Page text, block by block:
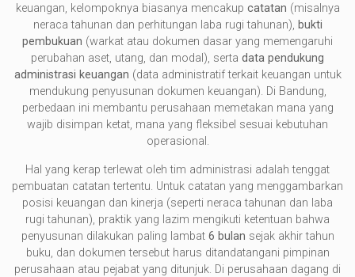
keuangan, kelompoknya biasanya mencakup catatan (misalnya
neraca tahunan dan perhitungan laba rugi tahunan), bukti
pembukuan (warkat atau dokumen dasar yang memengaruhi
perubahan aset, utang, dan modal), serta data pendukung
administrasi keuangan (data administratif terkait keuangan untuk
mendukung penyusunan dokumen keuangan). Di Bandung,
perbedaan ini membantu perusahaan memetakan mana yang
wajib disimpan ketat, mana yang fleksibel sesuai kebutuhan
operasional.
Hal yang kerap terlewat oleh tim administrasi adalah tenggat
pembuatan catatan tertentu. Untuk catatan yang menggambarkan
posisi keuangan dan kinerja (seperti neraca tahunan dan laba
rugi tahunan), praktik yang lazim mengikuti ketentuan bahwa
penyusunan dilakukan paling lambat 6 bulan sejak akhir tahun
buku, dan dokumen tersebut harus ditandatangani pimpinan
perusahaan atau pejabat yang ditunjuk. Di perusahaan dagang di